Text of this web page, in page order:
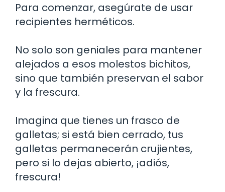
Para comenzar, asegúrate de usar
recipientes herméticos.
No solo son geniales para mantener
alejados a esos molestos bichitos,
sino que también preservan el sabor
y la frescura.
Imagina que tienes un frasco de
galletas; si está bien cerrado, tus
galletas permanecerán crujientes,
pero si lo dejas abierto, ¡adiós,
frescura!